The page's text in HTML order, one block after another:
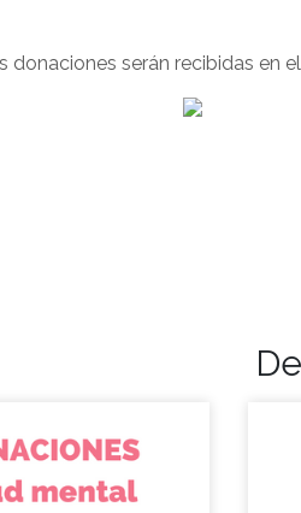
donaciones serán recibidas en